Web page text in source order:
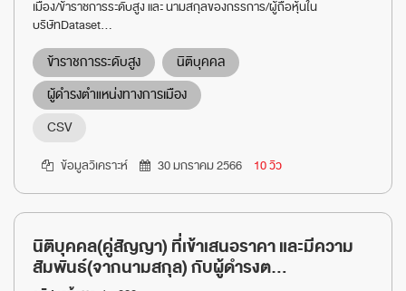
เมือง/ข้าราชการระดับสูง และ นามสกุลของกรรการ/ผู้ถือหุ้นใน
บริษัทDataset...
ข้าราชการระดับสูง
นิติบุคคล
ผู้ดำรงตำแหน่งทางการเมือง
CSV
ข้อมูลวิเคราะห์ 30 มกราคม 2566 10 วิว
นิติบุคคล(คู่สัญญา) ที่เข้าเสนอราคา และมีความ
สัมพันธ์(จากนามสกุล) กับผู้ดำรงต...